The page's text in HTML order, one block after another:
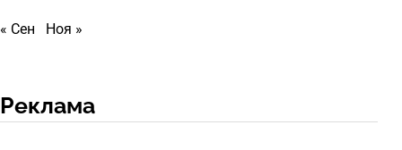
« Сен Ноя »
Реклама